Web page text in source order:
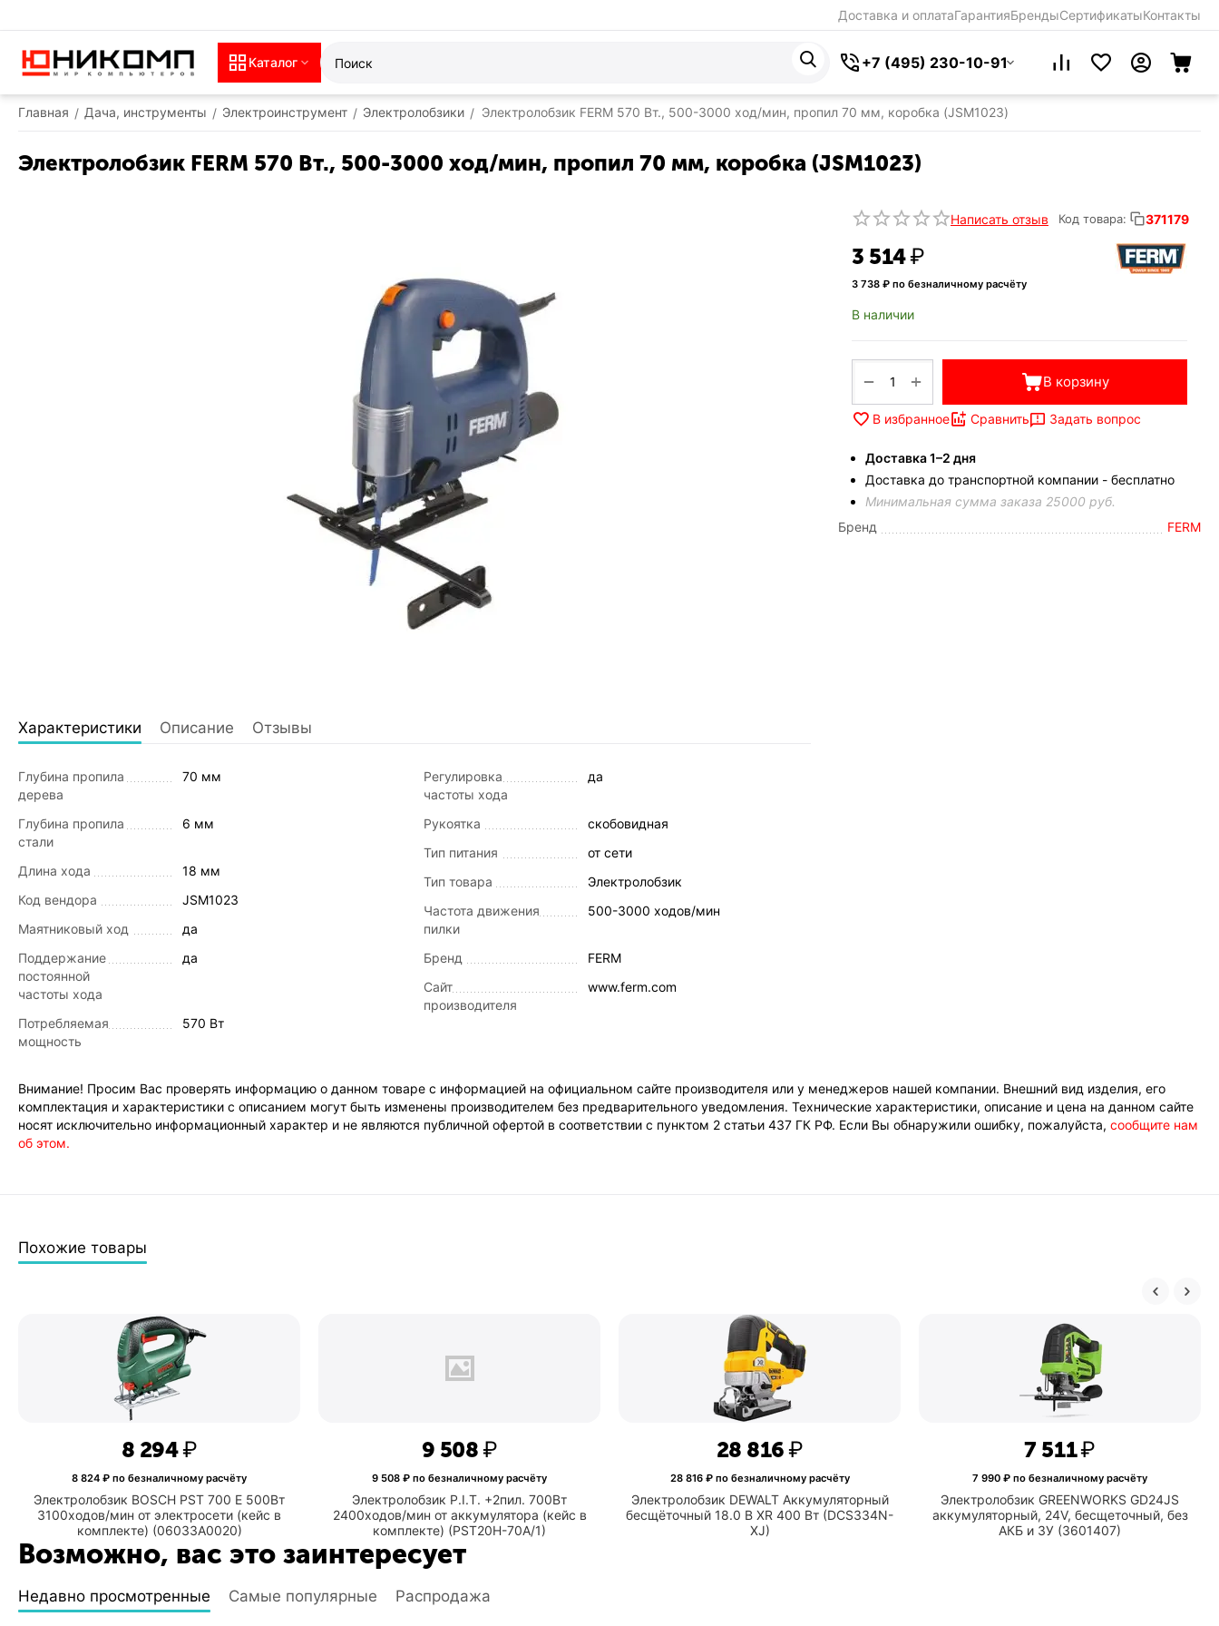
Доставка и оплатаГарантияБрендыСертификатыКонтакты
Каталог +7 (495) 230-10-91
Главная / Дача, инструменты / Электроинструмент / Электролобзики / Электролобзик FERM 570 Вт., 500-3000 ход/мин, пропил 70 мм, коробка (JSM1023)
Электролобзик FERM 570 Вт., 500-3000 ход/мин, пропил 70 мм, коробка (JSM1023)
Написать отзыв Код товара: 371179
3 514₽
3 738 ₽ по безналичному расчёту
В наличии
+
− В корзину
В избранное Сравнить Задать вопрос
Доставка 1–2 дня
Доставка до транспортной компании - бесплатно
Минимальная сумма заказа 25000 руб.
Бренд
FERM
Характеристики Описание Отзывы
Глубина пропила
дерева
70 мм
Глубина пропила
стали
6 мм
Длина хода
18 мм
Код вендора
JSM1023
Маятниковый ход
да
Поддержание
постоянной
частоты хода
да
Потребляемая
мощность
570 Вт
Регулировка
частоты хода
да
Рукоятка
скобовидная
Тип питания
от сети
Тип товара
Электролобзик
Частота движения
пилки
500-3000 ходов/мин
Бренд
FERM
Сайт
производителя
www.ferm.com
Внимание! Просим Вас проверять информацию о данном товаре с информацией на официальном сайте производителя или у менеджеров нашей компании. Внешний вид изделия, его
комплектация и характеристики с описанием могут быть изменены производителем без предварительного уведомления. Технические характеристики, описание и цена на данном сайте
носят исключительно информационный характер и не являются публичной офертой в соответствии с пунктом 2 статьи 437 ГК РФ. Если Вы обнаружили ошибку, пожалуйста, сообщите нам
об этом.
Похожие товары
Электролобзик BOSCH PST 700 E 500Вт
3100ходов/мин от электросети (кейс в
комплекте) (06033A0020)
8 294
8 824₽ по безналичному расчёту
Электролобзик P.I.T. +2пил. 700Вт
2400ходов/мин от аккумулятора (кейс в
комплекте) (PST20H-70A/1)
9 508
9 508₽ по безналичному расчёту
Электролобзик DEWALT Аккумуляторный
бесщёточный 18.0 В XR 400 Вт (DCS334N-
28 816
28 816₽ по безналичному расчёту
Электролобзик GREENWORKS
аккумуляторный, 24V,
АКБ и ЗУ (3601407)
7 511
7 990₽ по безналичному расчёту
Возможно, вас это заинтересует
Недавно просмотренные Самые популярные Распродажа